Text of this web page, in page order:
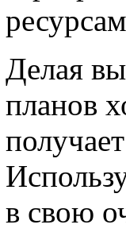
Делая
планов
в свою